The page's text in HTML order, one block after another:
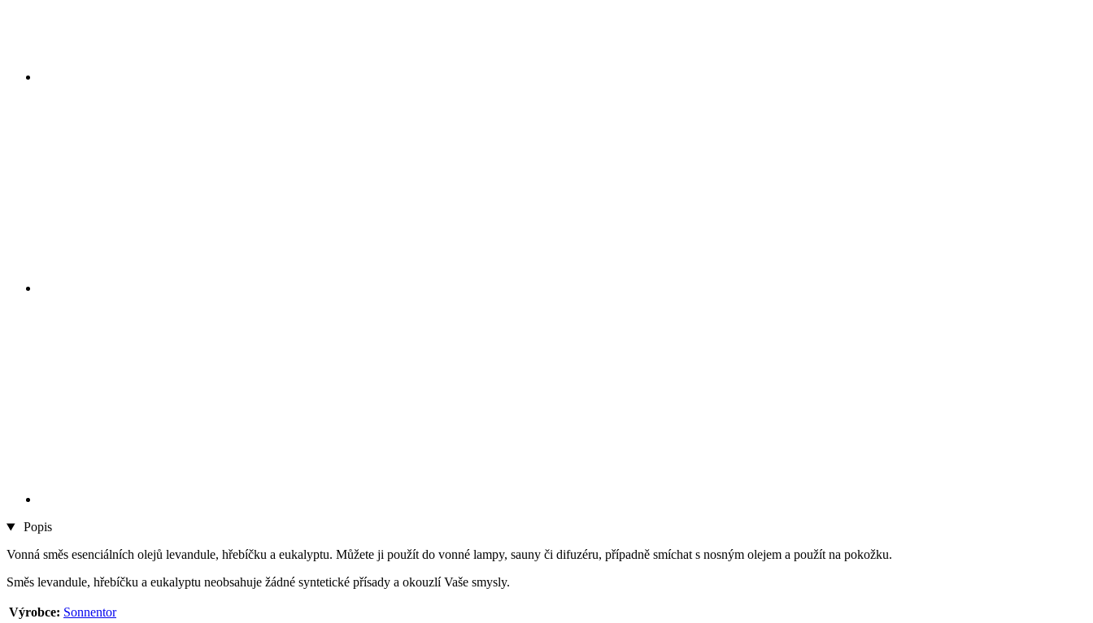
Popis
Vonná směs esenciálních olejů levandule, hřebíčku a eukalyptu. Můžete ji použít do vonné lampy, sauny či difuzéru, případně smíchat s nosným olejem a použít na pokožku.
Směs levandule, hřebíčku a eukalyptu neobsahuje žádné syntetické přísady a okouzlí Vaše smysly.
Výrobce: Sonnentor